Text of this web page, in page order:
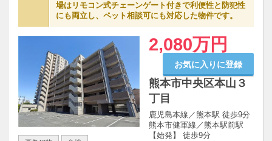
場はリモコン式チェーンゲート付きで利便性と防犯性
にも両立し、ペット相談可にも対応した物件です。
2,080万円
お気に入りに登録
熊本市中央区本山３
丁目
鹿児島本線／熊本駅 徒歩9分
熊本市健軍線／熊本駅前駅
【始発】 徒歩9分